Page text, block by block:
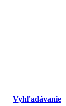
Vyhľadávanie